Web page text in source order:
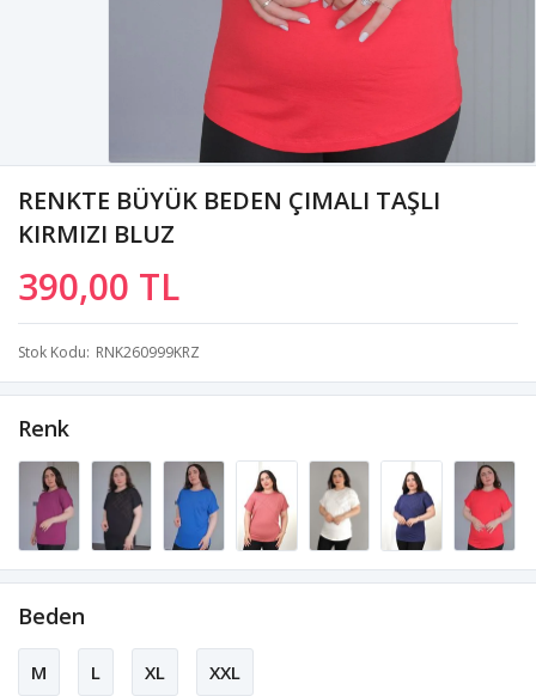
RENKTE BÜYÜK BEDEN ÇIMALI TAŞLI
KIRMIZI BLUZ
390,00 TL
Stok Kodu RNK260999KRZ
Renk
Beden
M L XL XXL